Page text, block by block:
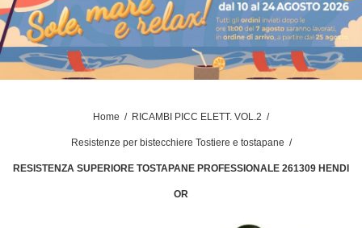
Home / RICAMBI PICC ELETT. VOL.2 /
Resistenze per bistecchiere Tostiere e tostapane /
RESISTENZA SUPERIORE TOSTAPANE PROFESSIONALE 261309 HENDI
OR